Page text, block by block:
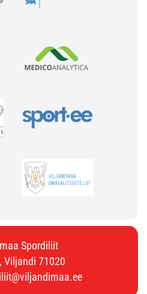
Spordiliit
Viljandi 71020